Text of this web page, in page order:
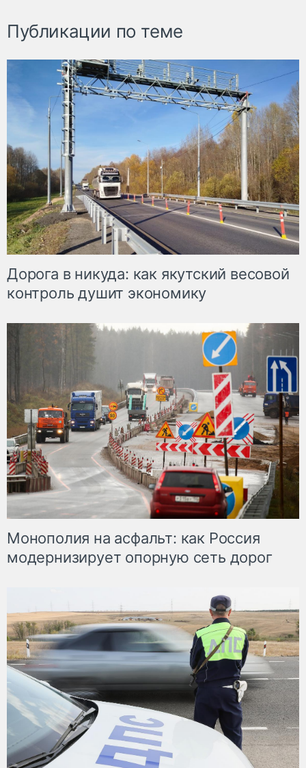
Публикации по теме
Дорога в никуда: как якутский весовой
контроль душит экономику
Монополия на асфальт: как Россия
модернизирует опорную сеть дорог